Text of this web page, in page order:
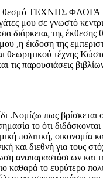
ΤΕΧΝΗΣ ΦΛΟΓΑ
μου σε γνωστό
της έκθεσης
,η έκδοση της
θεωρητικού τέχνης
τις παρουσιάσεις
.Νομίζω πως βρίσκεται
το ότι
πολιτική, οικονομία
και διεθνή για τους
αναπαραστάσεων και
καθαρά το ευρύτερο